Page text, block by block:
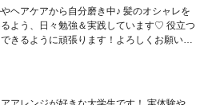
ヘアケアから自分磨き中♪ 髪のオシャレを
よう、日々勉強＆実践しています♡ 役立つ
きるように頑張ります！よろしくお願いし